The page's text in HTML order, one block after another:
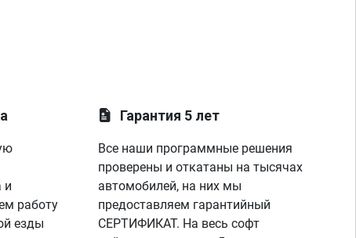
и
работу
езды
Гарантия 5 лет
Все наши программные решения
проверены и откатаны на тысячах
автомобилей, на них мы
предоставляем гарантийный
СЕРТИФИКАТ. На весь софт